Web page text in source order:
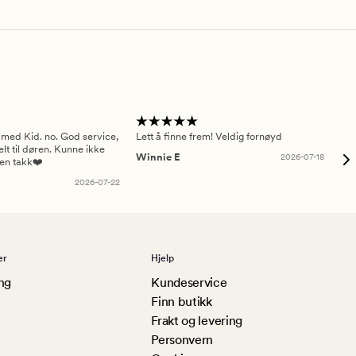
Kid. no. God service,
til døren. Kunne ikke
takk❤️
2026-07-22
Lett å finne frem! Veldig fornøyd
Winnie E
2026-07-18
Hjelp
Kundeservice
Finn butikk
Frakt og levering
Personvern